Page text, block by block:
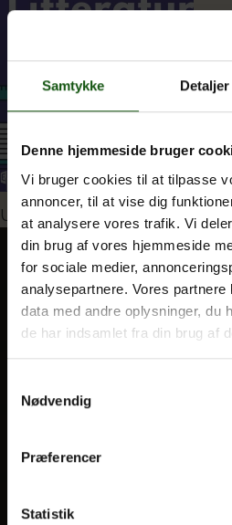
Samtykke Detaljer
Denne hjemmeside bruger
Vi bruger cookies til at tilpasse
annoncer, til at vise dig
at analysere vores trafik. Vi
din brug af vores hjemmeside
for sociale medier,
analysepartnere. Vores
data med andre oplysninger, du
de har indsamlet fra din brug af
Nødvendig
Præferencer
Statistik
Vores uddannelser
Om E.G.
Indlægsnavigation
Udgivet i Litteraturdag for
BLIV ELEV
Optagelse
Til forældre
VORES UDDANNELSER
HF